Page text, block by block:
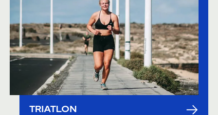
TRIATLON